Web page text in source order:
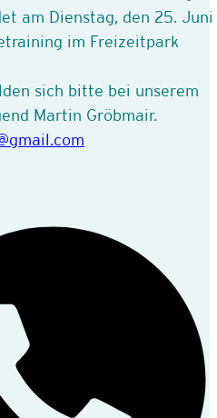
am Dienstag, den 25. Juni
im Freizeitpark
sich bitte bei unserem
Martin Gröbmair.